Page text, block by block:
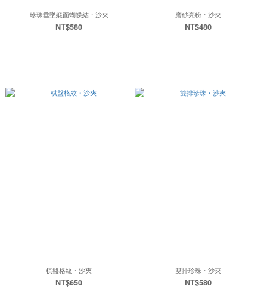
珍珠垂墜緞面蝴蝶結・沙夾
NT$580
磨砂亮粉・沙夾
NT$480
棋盤格紋・沙夾
NT$650
雙排珍珠・沙夾
NT$580